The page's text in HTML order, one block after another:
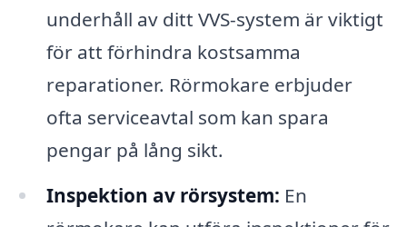
underhåll av ditt VVS-system är viktigt
för att förhindra kostsamma
reparationer. Rörmokare erbjuder
ofta serviceavtal som kan spara
pengar på lång sikt.
Inspektion av rörsystem: En